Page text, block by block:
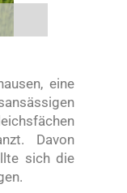
eine
Davon
sich die